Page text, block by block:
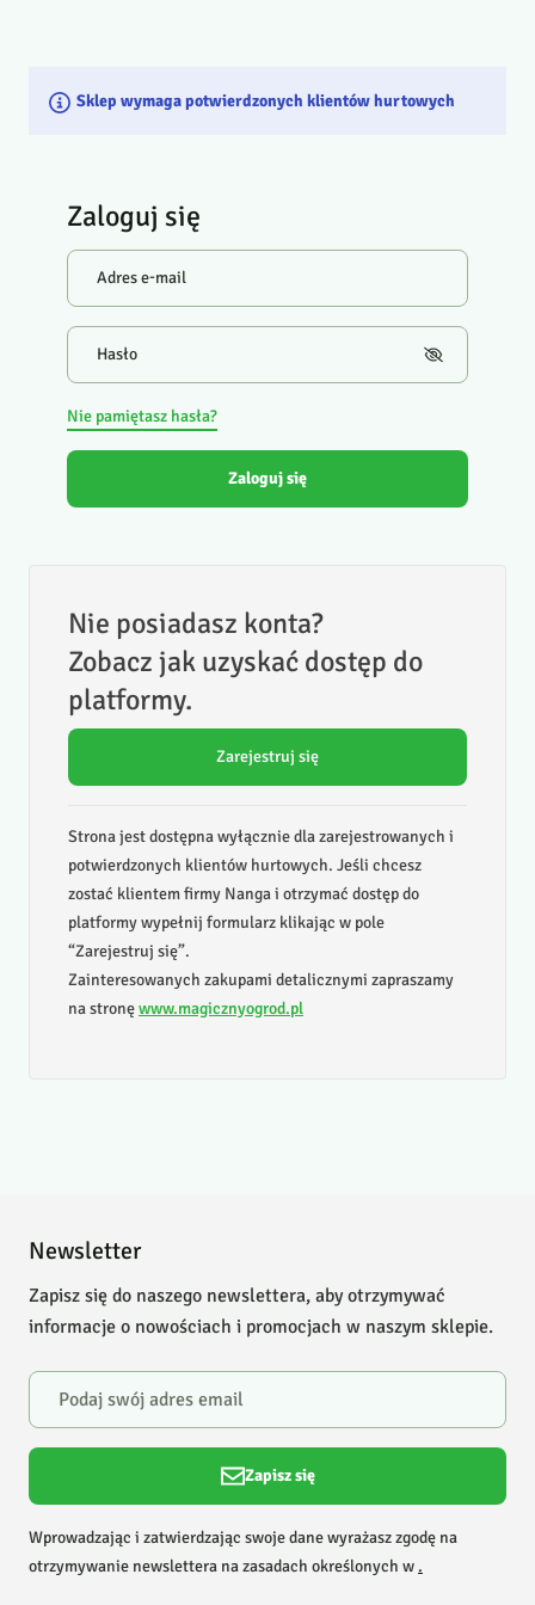
Sklep wymaga potwierdzonych klientów hurtowych
Zaloguj się
Adres e-mail
Hasło
Nie pamiętasz hasła?
Zaloguj się
Nie posiadasz konta?
Zobacz jak uzyskać dostęp do
platformy.
Zarejestruj się
Strona jest dostępna wyłącznie dla zarejestrowanych i
potwierdzonych klientów hurtowych. Jeśli chcesz
zostać klientem firmy Nanga i otrzymać dostęp do
platformy wypełnij formularz klikając w pole
“Zarejestruj się”.
Zainteresowanych zakupami detalicznymi zapraszamy
na stronęwww.magicznyogrod.pl
Newsletter
Zapisz się do naszego newslettera, aby otrzymywać
informacje o nowościach i promocjach w naszym sklepie.
Zapisz się
Wprowadzając i zatwierdzając swoje dane wyrażasz zgodę na
otrzymywanie newslettera na zasadach określonych w .